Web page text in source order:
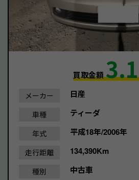
買取金額3.1
メーカー 日産
車種 ティーダ
年式 平成18年/2006年
走行距離 134,390Km
種別 中古車